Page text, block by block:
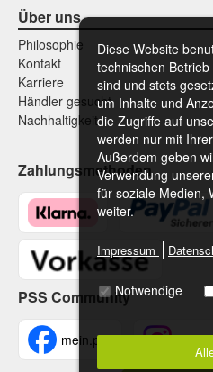
Diese Website
technischen
sind und stets
um Inhalte und
die Zugriffe auf
werden nur mit
Außerdem geben
Verwendung
für soziale Medien,
weiter.
Impressum
Notwendige
Über uns
Philosophie
Kontakt
Karriere
Händler gesucht
Nachhaltigkeit
Zahlungsmethoden
PSS Community
mein.pss